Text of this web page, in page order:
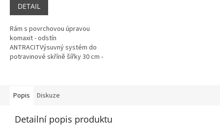
DETAIL
Rám s povrchovou úpravou
komaxit - odstín
ANTRACITVýsuvný systém do
potravinové skříně šířky 30 cm -
Popis
Diskuze
Detailní popis produktu